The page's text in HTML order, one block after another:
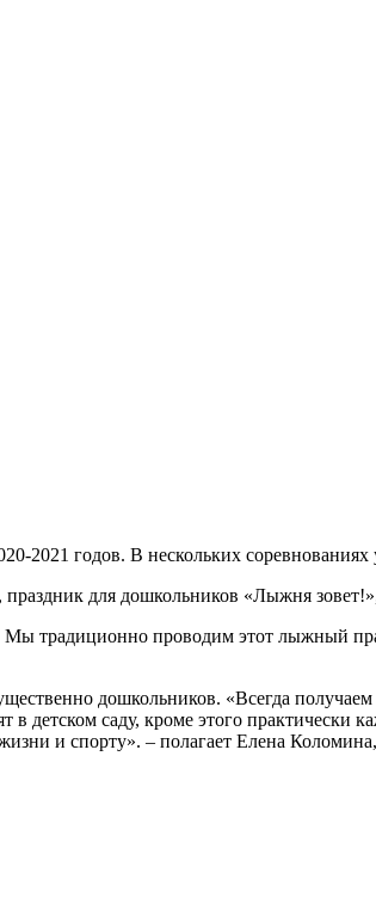
2021 годов. В нескольких
для дошкольников «Лыжня
Мы традиционно проводим этот лыжный
дошкольников. «Всегда
в детском саду, кроме этого
и спорту». – полагает Елена